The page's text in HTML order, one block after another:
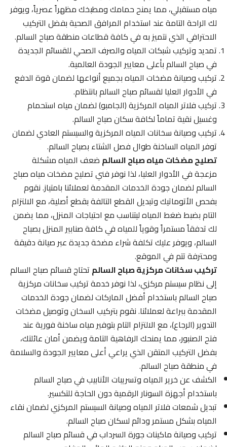
مياه مستقبلي، مما يمنح حمامك ومطبخك مظهراً عصرياً، ويوفر
لك الراحة التامة عند استخدام المرافق الصحية بفضل التركيب
الاحترافي الذي نتميز به في كافة قطاعات منطقة صباح السالم.
تمديد وتركيب شبكات المياه والصرف الصحي للقسائم الجديدة
في صباح السالم بأعلى معايير الجودة العالمية.
تركيب وصيانة مضخات المياه بجميع أنواعها لضمان قوة الدفع
في الأدوار العليا لقسائم صباح السالم بانتظام.
تركيب فلاتر المياه المركزية (الجامبو) لضمان مياه استحمام
وغسيل نقية تماماً لكافة سكان صباح السالم.
تركيب وصيانة سخانات المياه المركزية والسيستم العادي لضمان
توفر المياه الساخنة طوال فصل الشتاء بصباح السالم.
تصليح مضخات مياه صباح السالمضعف المياه مشكلة
مزعجة في الأدوار العليا، لذا نوفر فني تصليح مضخات مياه صباح
السالم لضمان جودة الخدمات المقدمة لعملائنا بامتياز. نقوم
بفحص الأتوماتيك وتبديل القطع التالفة بقطع أصلية، مع الالتزام
التام بضبط ضغط المياه ليتناسب مع احتياجات المنزل، مما يضمن
لك تدفقاً مستمراً وقوياً للمياه في كافة صنابير المنزل بصباح
السالم، ويوفر عليك تكلفة شراء مضخة جديدة عبر صيانة دقيقة
ومحترفة تتم في الموقع.
تركيب سخانات مركزية صباح السالمتحتاج قسائم صباح السالم
إلى نظام سيستم مركزي، لذا نوفر خدمة تركيب سخانات مركزية
صباح السالم باستخدام أفضل الماركات لضمان جودة الخدمات
المقدمة ببراعة لعملائنا. نقوم بتركيب السخان وتوصيل مضخات
التدوير (الرجاع)، مع الالتزام التام بتوفير مياه ساخنة فورية عند
فتح الصنبور، مما يمنحك الرفاهية التامة ويضمن أمان عائلتك،
بفضل التركيب المتقن الذي يراعي أعلى معايير الجودة والسلامة
في منطقة صباح السالم.
الكشف عن خرير المياه وتسريبات الأنابيب في صباح السالم
باستخدام أجهزة السونار الرقمية دون الحاجة للتكسير.
تبديل شمعات فلاتر المياه وصيانة السيستم المركزي لضمان نقاء
المياه بشكل مستمر ودائم لسكان صباح السالم.
تركيب وصيانة ماكينات جورة السرداب في قسائم صباح السالم